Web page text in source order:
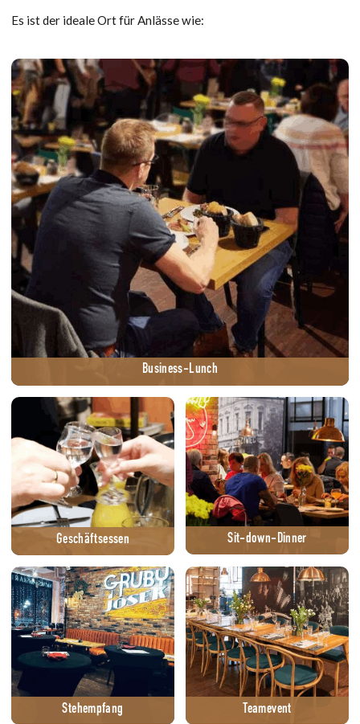
Es ist der ideale Ort für Anlässe wie:
Business-Lunch
Geschäftsessen Sit-down-Dinner
Stehempfang Teamevent